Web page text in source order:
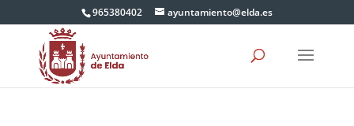
965380402 ayuntamiento@elda.es